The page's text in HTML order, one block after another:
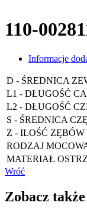
110-
Informacje
D - ŚREDNICA
L1 - DŁUGOŚĆ
L2 - DŁUGOŚĆ
S - ŚREDNICA
Z - ILOŚĆ ZĘBÓW
RODZAJ
MATERIAŁ
Wróć
Zobacz także